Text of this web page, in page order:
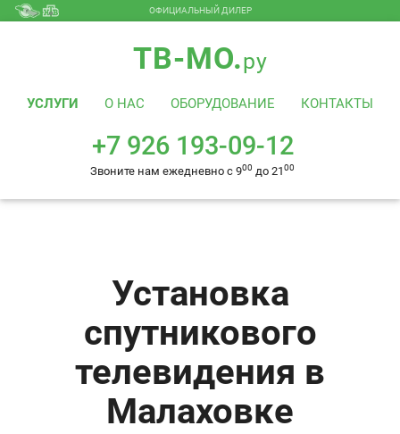
+7 926 193-09-12
Звоните нам ежедневно с 9
ОФИЦИАЛЬНЫЙ ДИЛЕР
ТВ-МО.ру
УСЛУГИ О НАС ОБОРУДОВАНИЕ КОНТАКТЫ
+7 926 193-09-12
Звоните нам ежедневно с 900 до 2100
Установка
спутникового
телевидения в
Малаховке